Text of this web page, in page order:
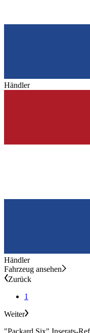
Händler
Händler
Fahrzeug ansehen
Zurück
1
Weiter